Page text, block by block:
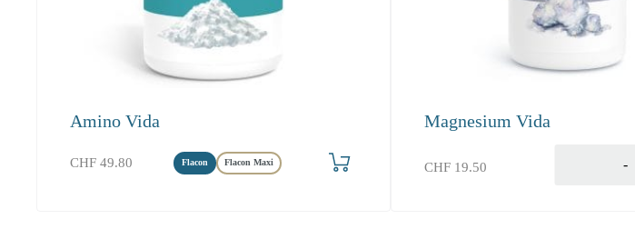
Amino Vida
CHF 49.80 Flacon Flacon Maxi
Magnesium Vida
CHF 19.50 -
Produkt bestellen